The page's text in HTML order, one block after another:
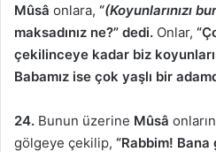
Mûsâ onlara, “(Koyunlarınızı
maksadınız ne?” dedi. Onlar,
çekilinceye kadar biz
Babamız ise çok yaşlı bir
24. Bunun üzerine Mûsâ
gölgeye çekilip, “Rabbim!